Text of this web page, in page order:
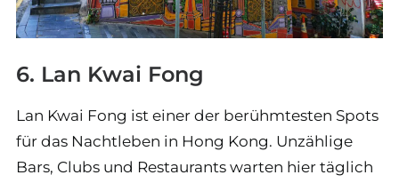
6. Lan Kwai Fong
Lan Kwai Fong ist einer der berühmtesten Spots
für das Nachtleben in Hong Kong. Unzählige
Bars, Clubs und Restaurants warten hier täglich